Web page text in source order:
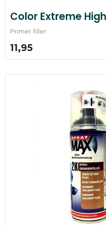
Color Extreme
Primer filler
11,95